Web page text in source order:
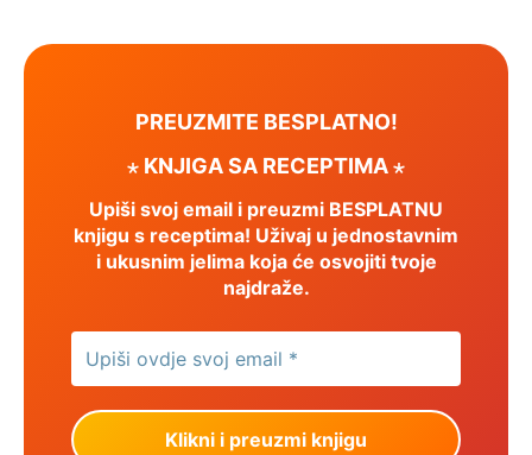
PREUZMITE BESPLATNO!
⋆ KNJIGA SA RECEPTIMA ⋆
Upiši svoj email i preuzmi BESPLATNU
knjigu s receptima! Uživaj u jednostavnim
i ukusnim jelima koja će osvojiti tvoje
najdraže.